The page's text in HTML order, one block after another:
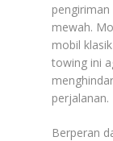
mewah.
mobil
towing ini
perjalanan.
Berperan